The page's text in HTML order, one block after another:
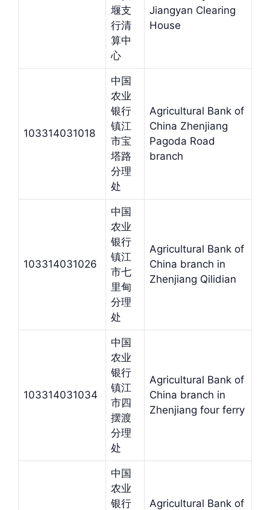
堰支
行清
算中
心
Jiangyan Clearing
House
103314031018
中国
农业
银行
镇江
市宝
塔路
分理
处
Agricultural Bank of
China Zhenjiang
Pagoda Road
branch
103314031026
中国
农业
银行
镇江
市七
里甸
分理
处
Agricultural Bank of
China branch in
Zhenjiang Qilidian
103314031034
中国
农业
银行
镇江
市四
摆渡
分理
处
Agricultural Bank of
China branch in
Zhenjiang four ferry
中国
农业
银行
Agricultural Bank of